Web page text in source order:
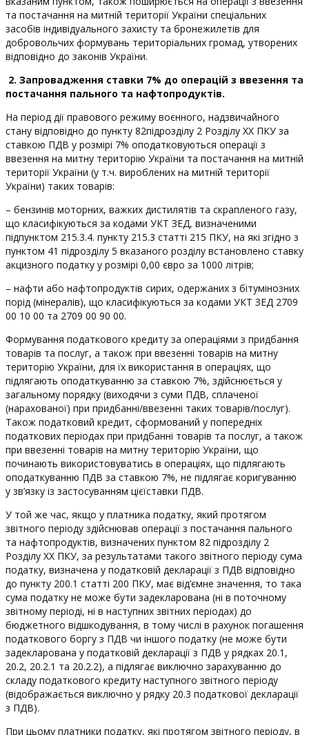
та постачання на митній території України спеціальних
засобів індивідуального захисту та бронежилетів для
добровольчих формувань територіальних громад, утворених
відповідно до законів України.
2. Запровадження ставки 7% до операцій з ввезення та
постачання пального та нафтопродуктів.
На період дії правового режиму воєнного, надзвичайного
стану відповідно до пункту 82підрозділу 2 Розділу ХХ ПКУ за
ставкою ПДВ у розмірі 7% оподатковуються операції з
ввезення на митну територію України та постачання на митній
території України (у т.ч. вироблених на митній території
України) таких товарів:
– бензинів моторних, важких дистилятів та скрапленого газу,
що класифікуються за кодами УКТ ЗЕД, визначеними
підпунктом 215.3.4. пункту 215.3 статті 215 ПКУ, на які згідно з
пунктом 41 підрозділу 5 вказаного розділу встановлено ставку
акцизного податку у розмірі 0,00 євро за 1000 літрів;
– нафти або нафтопродуктів сирих, одержаних з бітумінозних
порід (мінералів), що класифікуються за кодами УКТ ЗЕД 2709
00 10 00 та 2709 00 90 00.
Формування податкового кредиту за операціями з придбання
товарів та послуг, а також при ввезенні товарів на митну
територію України, для їх використання в операціях, що
підлягають оподаткуванню за ставкою 7%, здійснюється у
загальному порядку (виходячи з суми ПДВ, сплаченої
(нарахованої) при придбанні/ввезенні таких товарів/послуг).
Також податковий кредит, сформований у попередніх
податкових періодах при придбанні товарів та послуг, а також
при ввезенні товарів на митну територію України, що
починають використовуватись в операціях, що підлягають
оподаткуванню ПДВ за ставкою 7%, не підлягає коригуванню
у зв’язку із застосуванням цієїставки ПДВ.
У той же час, якщо у платника податку, який протягом
звітного періоду здійснював операції з постачання пального
та нафтопродуктів, визначених пунктом 82 підрозділу 2
Розділу ХХ ПКУ, за результатами такого звітного періоду сума
податку, визначена у податковій декларації з ПДВ відповідно
до пункту 200.1 статті 200 ПКУ, має від’ємне значення, то така
сума податку не може бути задекларована (ні в поточному
звітному періоді, ні в наступних звітних періодах) до
бюджетного відшкодування, в тому числі в рахунок погашення
податкового боргу з ПДВ чи іншого податку (не може бути
задекларована у податковій декларації з ПДВ у рядках 20.1,
20.2, 20.2.1 та 20.2.2), а підлягає виключно зарахуванню до
складу податкового кредиту наступного звітного періоду
(відображається виключно у рядку 20.3 податкової декларації
з ПДВ).
При цьому платники податку, які протягом звітного періоду, в